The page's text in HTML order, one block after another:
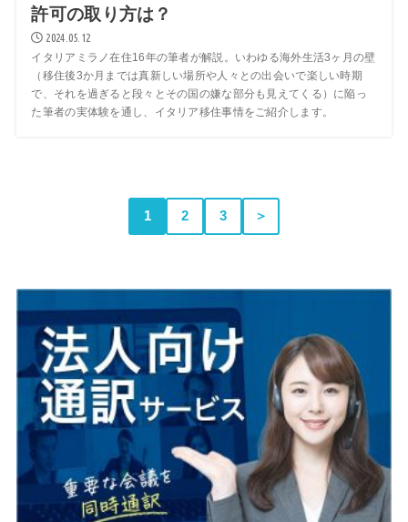
許可の取り方は？
2024.05.12
イタリアミラノ在住16年の筆者が解説。いわゆる海外生活3ヶ月の壁
（移住後3か月までは真新しい場所や人々との出会いで楽しい時期
で、それを過ぎると段々とその国の嫌な部分も見えてくる）に陥っ
た筆者の実体験を通し、イタリア移住事情をご紹介します。
1 2 3 ＞